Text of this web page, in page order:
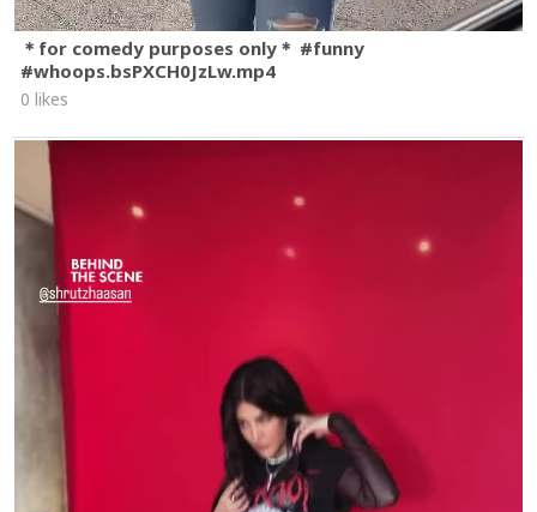
＊for comedy purposes only＊ #funny
#whoops.bsPXCH0JzLw.mp4
0 likes